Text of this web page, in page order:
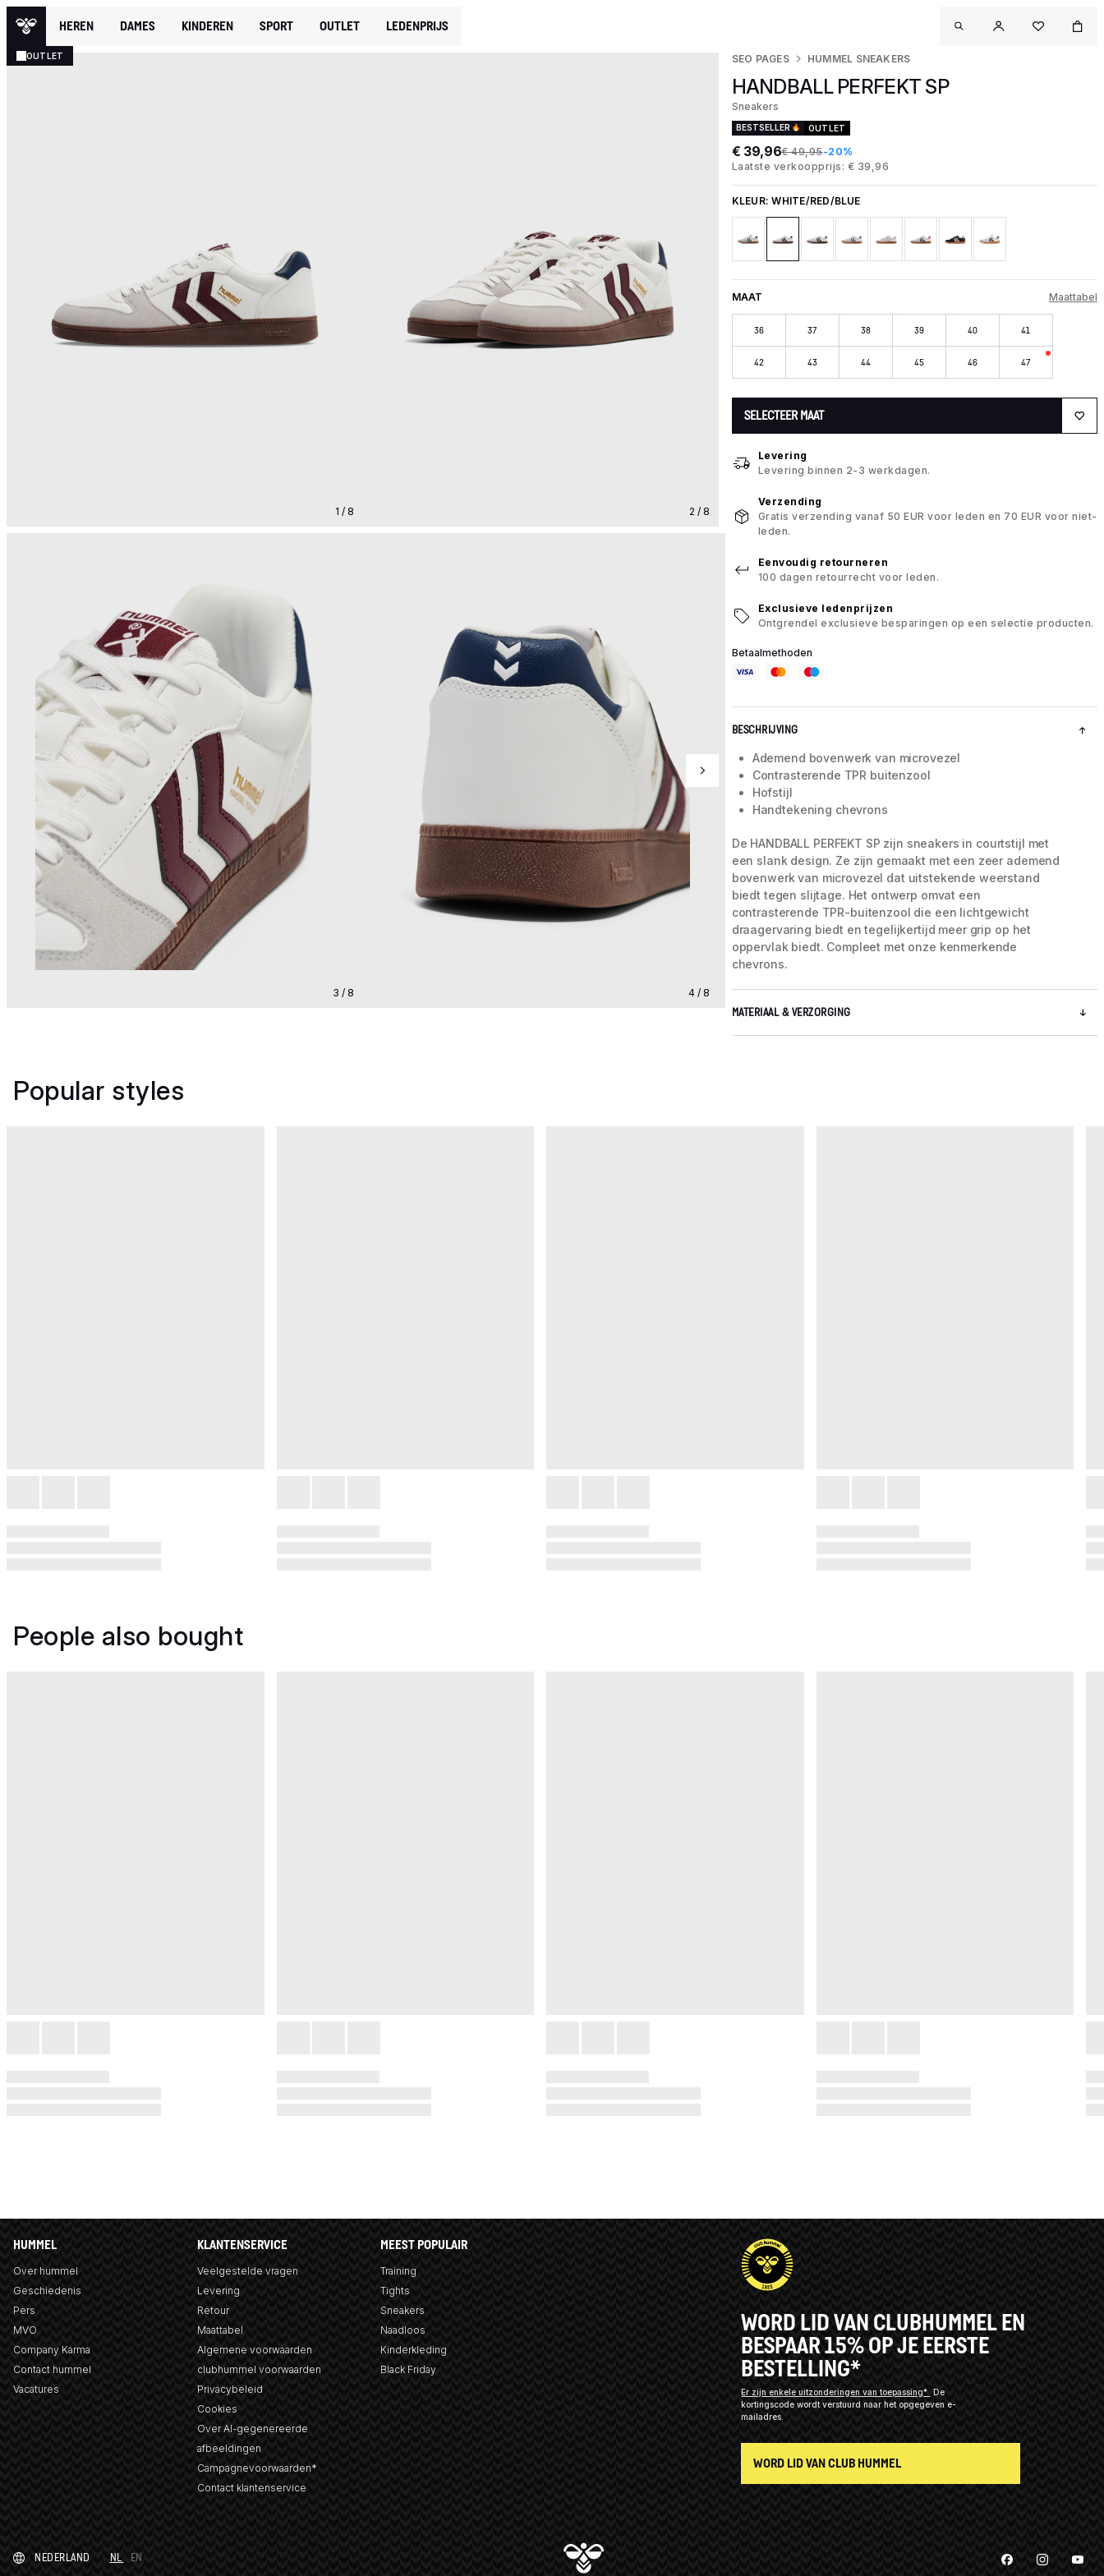
HEREN DAMES KINDEREN SPORT OUTLET LEDENPRIJS
OUTLET
1 / 8 2 / 8
3 / 8 4 / 8 5 / 8
SEO PAGES HUMMEL SNEAKERS
HANDBALL PERFEKT SP
Sneakers
BESTSELLER OUTLET
€ 39,96€ 49,95-20%
Laatste verkoopprijs: € 39,96
KLEUR:WHITE/RED/BLUE
MAAT Maattabel
36 37 38 39 40 41
42 43 44 45 46 47
SELECTEER MAAT
Levering
Levering binnen 2-3 werkdagen.
Verzending
Gratis verzending vanaf 50 EUR voor leden en 70 EUR voor niet-
leden.
Eenvoudig retourneren
100 dagen retourrecht voor leden.
Exclusieve ledenprijzen
Ontgrendel exclusieve besparingen op een selectie producten.
Betaalmethoden
BESCHRIJVING
Ademend bovenwerk van microvezel
Contrasterende TPR buitenzool
Hofstijl
Handtekening chevrons
De HANDBALL PERFEKT SP zijn sneakers in courtstijl met
een slank design. Ze zijn gemaakt met een zeer ademend
bovenwerk van microvezel dat uitstekende weerstand
biedt tegen slijtage. Het ontwerp omvat een
contrasterende TPR-buitenzool die een lichtgewicht
draagervaring biedt en tegelijkertijd meer grip op het
oppervlak biedt. Compleet met onze kenmerkende
chevrons.
MATERIAAL & VERZORGING
Popular styles
People also bought
HUMMEL
Over hummel
Geschiedenis
Pers
MVO
Company Karma
Contact hummel
Vacatures
KLANTENSERVICE
Veelgestelde vragen
Levering
Retour
Maattabel
Algemene voorwaarden
clubhummel voorwaarden
Privacybeleid
Cookies
Over AI-gegenereerde
afbeeldingen
Campagnevoorwaarden*
Contact klantenservice
MEEST POPULAIR
Training
Tights
Sneakers
Naadloos
Kinderkleding
Black Friday
WORD LID VAN CLUBHUMMEL EN
BESPAAR 15% OP JE EERSTE
BESTELLING*
Er zijn enkele uitzonderingen van toepassing*
De
kortingscode wordt verstuurd naar het opgegeven e-
mailadres.
WORD LID VAN CLUB HUMMEL
NEDERLAND NL EN